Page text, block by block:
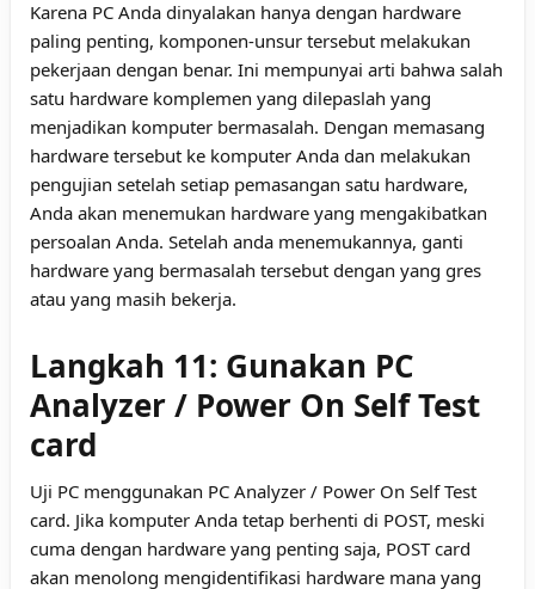
Karena PC Anda dinyalakan hanya dengan hardware
paling penting, komponen-unsur tersebut melakukan
pekerjaan dengan benar. Ini mempunyai arti bahwa salah
satu hardware komplemen yang dilepaslah yang
menjadikan komputer bermasalah. Dengan memasang
hardware tersebut ke komputer Anda dan melakukan
pengujian setelah setiap pemasangan satu hardware,
Anda akan menemukan hardware yang mengakibatkan
persoalan Anda. Setelah anda menemukannya, ganti
hardware yang bermasalah tersebut dengan yang gres
atau yang masih bekerja.
Langkah 11: Gunakan PC
Analyzer / Power On Self Test
card
Uji PC menggunakan PC Analyzer / Power On Self Test
card. Jika komputer Anda tetap berhenti di POST, meski
cuma dengan hardware yang penting saja, POST card
akan menolong mengidentifikasi hardware mana yang